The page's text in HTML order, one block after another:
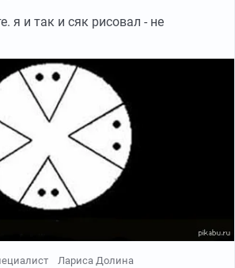
я и так и сяк рисовал - не
Лариса Долина